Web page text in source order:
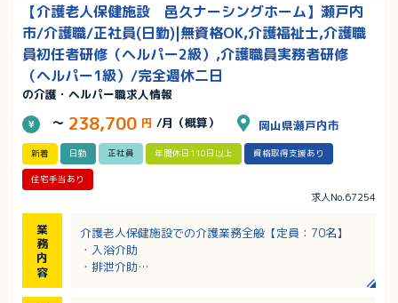
【介護老人保健施設 邑久ナーシングホーム】瀬戸内
市/介護職/正社員(日勤)|無資格OK,介護福祉士,介護職
員初任者研修（ヘルパー2級）,介護職員実務者研修
（ヘルパー1級）/完全週休二日
の介護・ヘルパー職求人情報
～ 238,700 円 /月（概算） 岡山県瀬戸内市
新着 日勤 正社員 年間休日110日以上 資格取得支援あり
住宅手当あり
求人No.67254
業
務
内
容
介護老人保健施設での介護業務全般【定員：70名】
・入浴介助
・排泄介助